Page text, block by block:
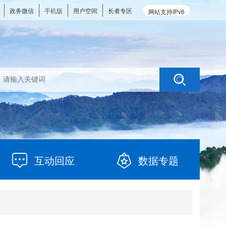
网站支持IPv6
政务微信 手机版 用户空间 长者专区
互动回应 数据专题